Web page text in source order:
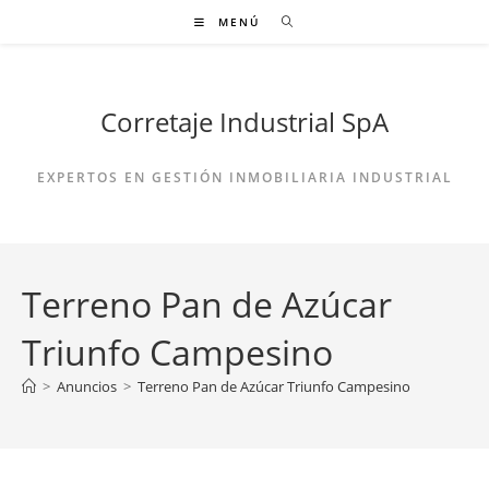
MENÚ
Corretaje Industrial SpA
EXPERTOS EN GESTIÓN INMOBILIARIA INDUSTRIAL
Terreno Pan de Azúcar
Triunfo Campesino
> Anuncios > Terreno Pan de Azúcar Triunfo Campesino